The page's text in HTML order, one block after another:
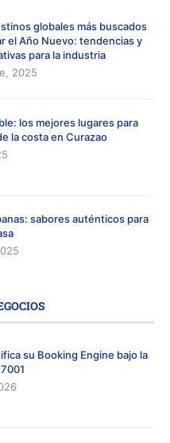
globales más buscados
el Año Nuevo: tendencias y
para la industria
2025
los mejores lugares para
la costa en Curazao
sabores auténticos para
su Booking Engine bajo la